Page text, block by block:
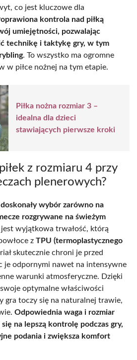
co jest kluczowe dla
kontrola nad piłką
umiejętności, pozwalając
technikę i taktykę gry, w tym
. To wszystko ma ogromne
w piłce nożnej na tym etapie.
Piłka nożna rozmiar 3 –
idealna dla dzieci
stawiających pierwsze kroki
z rozmiaru 4 przy
plenerowych?
wybór zarówno na
rozgrywane na świeżym
wyjątkowa trwałość, którą
z TPU (termoplastycznego
skutecznie chroni je przed
je odpornymi nawet na intensywne
warunki atmosferyczne. Dzięki
optymalne właściwości
gra toczy się na naturalnej trawie,
Odpowiednia waga i rozmiar
na lepszą kontrolę podczas gry,
podania i zwiększa komfort